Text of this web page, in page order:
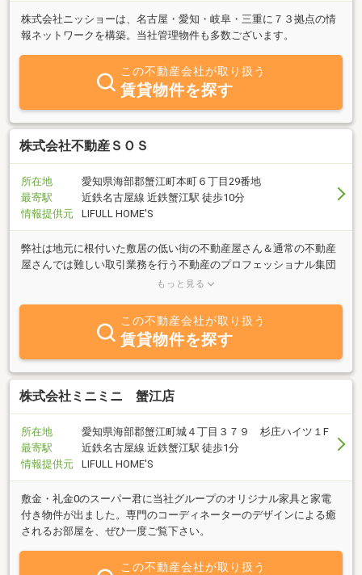
株式会社ニッショーは、名古屋・愛知・岐阜・三重に７３拠点の情
報ネットワークを構築。当社管理物件も多数ございます。
この不動産会社が取り扱う
賃貸物件を探す
株式会社不動産ＳＯＳ
所在地
愛知県海部郡蟹江町本町６丁目29番地
最寄駅
近鉄名古屋線 近鉄蟹江駅 徒歩10分
情報提供元
LIFULL HOME'S
弊社は地元に根付いた敷居の低い街の不動産屋さん＆通常の不動産
屋さんでは難しい取引業務を行う不動産のプロフェッショナル集団
を目指しています！どんなご相談でもお気軽にお問い合わせ下さ
もっと見る
この不動産会社が取り扱う
賃貸物件を探す
株式会社ミニミニ 蟹江店
所在地
愛知県海部郡蟹江町城４丁目３７９ 杉庄ハイツ１F
最寄駅
近鉄名古屋線 近鉄蟹江駅 徒歩1分
情報提供元
LIFULL HOME'S
敷金・礼金0のスーパー君に当社グループのオリジナル家具と家電
付き物件が出ました。専門のコーディネーターのデザインによる癒
されるお部屋を、ぜひ一度ご覧下さい。
この不動産会社が取り扱う